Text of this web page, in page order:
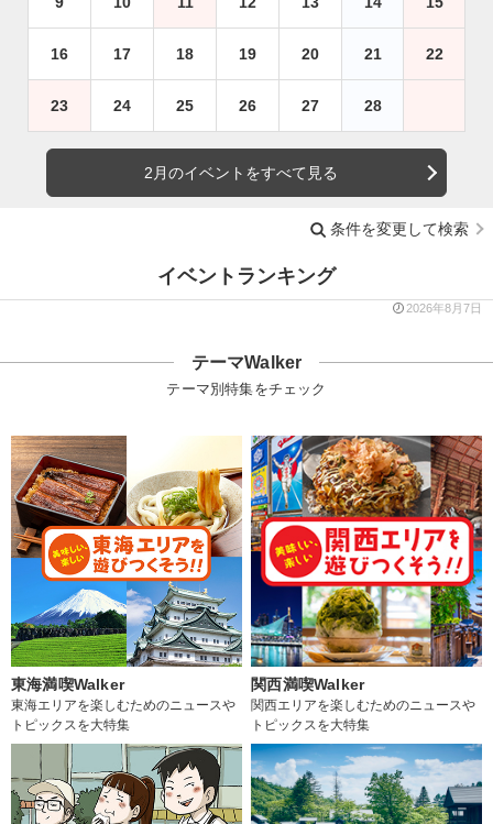
16 17 18 19 20 21 22
23 24 25 26 27 28
2月のイベントをすべて見る
条件を変更して検索
イベントランキング
2026年8月7日
テーマWalker
テーマ別特集をチェック
東海満喫Walker
東海エリアを楽しむためのニュースや
トピックスを大特集
関西満喫Walker
関西エリアを楽しむためのニュースや
トピックスを大特集